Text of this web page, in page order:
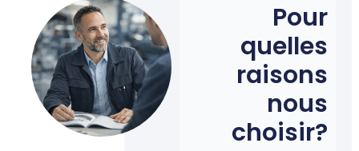
Pour
quelles
raisons
nous
choisir?